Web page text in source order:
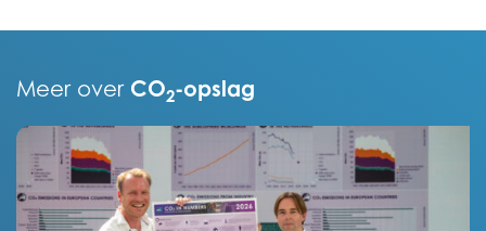
Meer over CO2-opslag